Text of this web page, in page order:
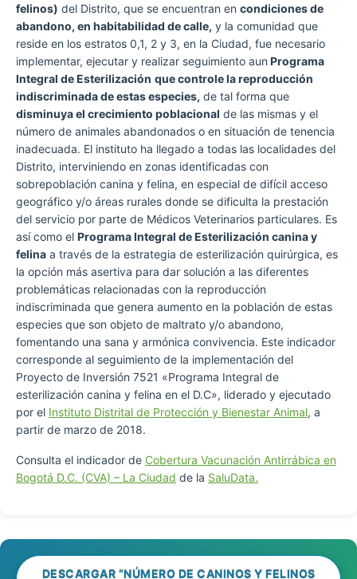
felinos) del Distrito, que se encuentran en condiciones de
abandono, en habitabilidad de calle, y la comunidad que
reside en los estratos 0,1, 2 y 3, en la Ciudad, fue necesario
implementar, ejecutar y realizar seguimiento aun Programa
Integral de Esterilización que controle la reproducción
indiscriminada de estas especies, de tal forma que
disminuya el crecimiento poblacional de las mismas y el
número de animales abandonados o en situación de tenencia
inadecuada. El instituto ha llegado a todas las localidades del
Distrito, interviniendo en zonas identificadas con
sobrepoblación canina y felina, en especial de difícil acceso
geográfico y/o áreas rurales donde se dificulta la prestación
del servicio por parte de Médicos Veterinarios particulares. Es
así como el Programa Integral de Esterilización canina y
felina a través de la estrategia de esterilización quirúrgica, es
la opción más asertiva para dar solución a las diferentes
problemáticas relacionadas con la reproducción
indiscriminada que genera aumento en la población de estas
especies que son objeto de maltrato y/o abandono,
fomentando una sana y armónica convivencia. Este indicador
corresponde al seguimiento de la implementación del
Proyecto de Inversión 7521 «Programa Integral de
esterilización canina y felina en el D.C», liderado y ejecutado
por el Instituto Distrital de Protección y Bienestar Animal, a
partir de marzo de 2018.
Consulta el indicador de Cobertura Vacunación Antirrábica en
Bogotá D.C. (CVA) – La Ciudad de la SaluData.
DESCARGAR “NÚMERO DE CANINOS Y FELINOS